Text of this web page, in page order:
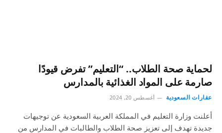
لحماية صحة الطلاب.. “التعليم” تفرض قيودًا
صارمة على المواد الغذائية بالمدارس
عقارات السعودية أغسطس 20, 2024
أعلنت وزارة التعليم في المملكة العربية السعودية عن توجيهات
جديدة تهدف إلى تعزيز صحة الطلاب والطالبات في المدارس من